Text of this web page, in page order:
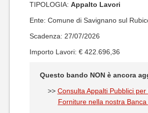
TIPOLOGIA: Appalto Lavori
Ente: Comune di Savignano sul
Scadenza: 27/07/2026
Importo Lavori: € 422.696,36
Questo bando NON è ancora
>> Consulta Appalti Pubblici per
Forniture nella nostra Banca